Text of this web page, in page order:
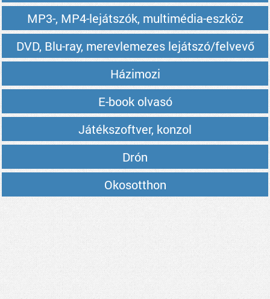
MP3-, MP4-lejátszók, multimédia-eszköz
DVD, Blu-ray, merevlemezes lejátszó/felvevő
Házimozi
E-book olvasó
Játékszoftver, konzol
Drón
Okosotthon